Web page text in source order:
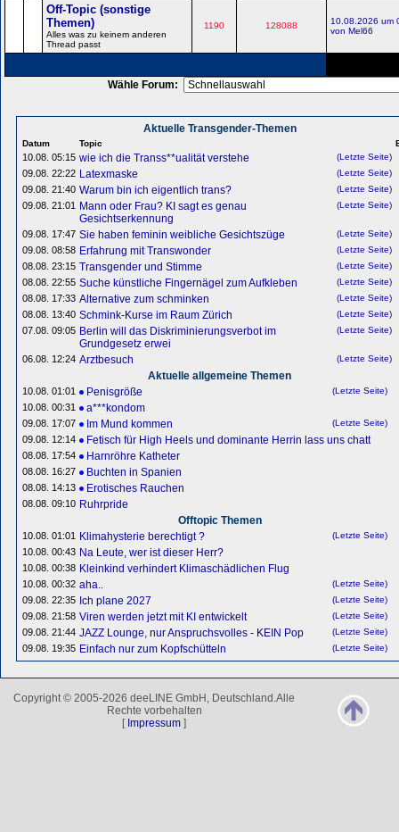
Off-Topic (sonstige
Themen)
Alles was zu keinem anderen
Thread passt
1190 128088
10.08.2026 um
von Mel66
Wähle Forum:
Aktuelle Transgender-Themen
Datum Topic
10.08. 05:15 wie ich die Transs**ualität verstehe (Letzte Seite)
09.08. 22:22 Latexmaske (Letzte Seite)
09.08. 21:40 Warum bin ich eigentlich trans? (Letzte Seite)
09.08. 21:01
Mann oder Frau? KI sagt es genau
Gesichtserkennung
(Letzte Seite)
09.08. 17:47 Sie haben feminin weibliche Gesichtszüge (Letzte Seite)
09.08. 08:58 Erfahrung mit Transwonder (Letzte Seite)
08.08. 23:15 Transgender und Stimme (Letzte Seite)
08.08. 22:55 Suche künstliche Fingernägel zum Aufkleben (Letzte Seite)
08.08. 17:33 Alternative zum schminken (Letzte Seite)
08.08. 13:40 Schmink-Kurse im Raum Zürich (Letzte Seite)
07.08. 09:05 Berlin will das Diskriminierungsverbot im
Grundgesetz erwei
(Letzte Seite)
06.08. 12:24 Arztbesuch (Letzte Seite)
Aktuelle allgemeine Themen
10.08. 01:01 Penisgröße (Letzte Seite)
10.08. 00:31 a***kondom
09.08. 17:07 Im Mund kommen (Letzte Seite)
09.08. 12:14 Fetisch für High Heels und dominante Herrin lass uns chatt
08.08. 17:54 Harnröhre Katheter
08.08. 16:27 Buchten in Spanien
08.08. 14:13 Erotisches Rauchen
08.08. 09:10 Ruhrpride
Offtopic Themen
10.08. 01:01 Klimahysterie berechtigt ? (Letzte Seite)
10.08. 00:43 Na Leute, wer ist dieser Herr?
10.08. 00:38 Kleinkind verhindert Klimaschädlichen Flug
10.08. 00:32 aha.. (Letzte Seite)
09.08. 22:35 Ich plane 2027 (Letzte Seite)
09.08. 21:58 Viren werden jetzt mit KI entwickelt (Letzte Seite)
09.08. 21:44 JAZZ Lounge, nur Anspruchsvolles - KEIN Pop (Letzte Seite)
09.08. 19:35 Einfach nur zum Kopfschütteln (Letzte Seite)
Copyright © 2005-2026 deeLINE GmbH, Deutschland.Alle
Rechte vorbehalten
[ Impressum ]